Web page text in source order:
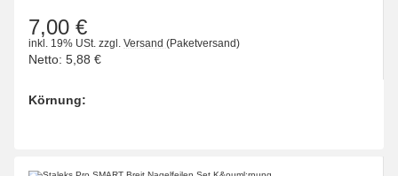
7,00 €
inkl. 19% USt. zzgl. Versand (Paketversand)
Netto: 5,88 €
Körnung: